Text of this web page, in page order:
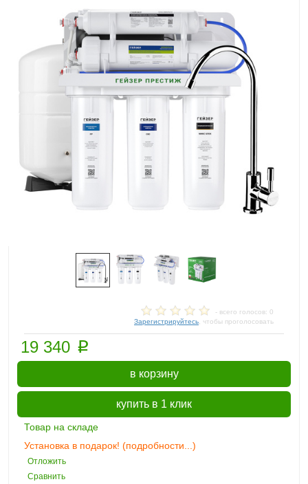
- всего голосов: 0
Зарегистрируйтесь , чтобы проголосовать
19 340 p
в корзину
купить в 1 клик
Товар на складе
Установка в подарок! (подробности...)
Отложить
Сравнить